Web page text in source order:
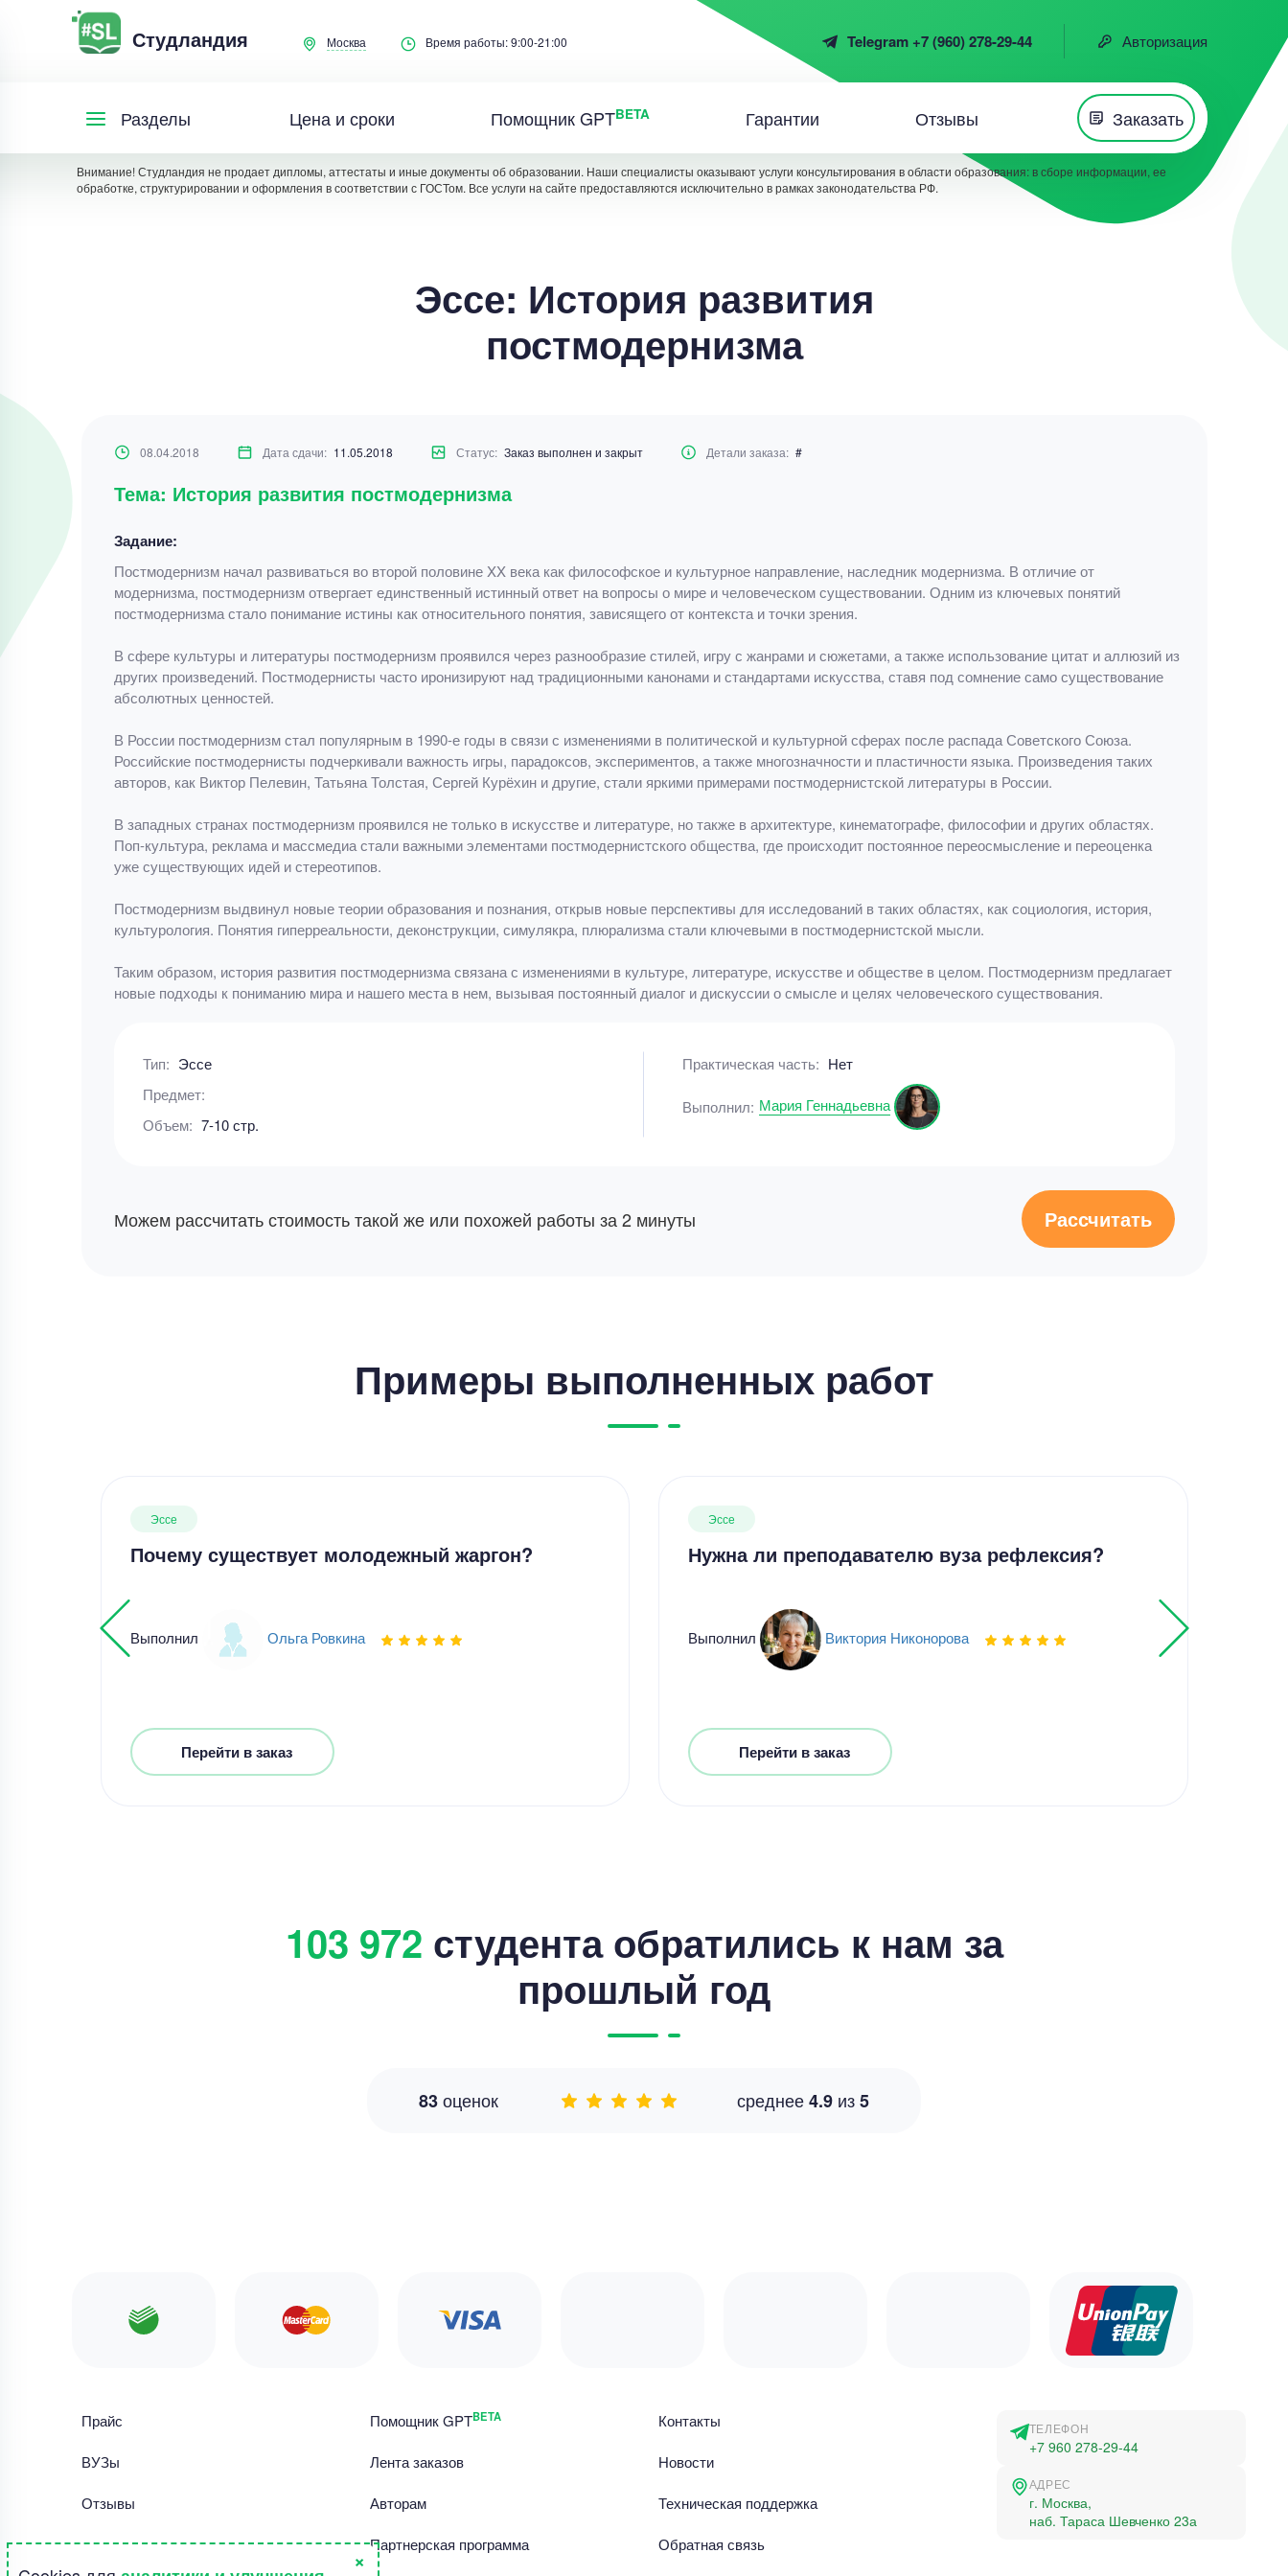
Студландия Москва Время работы: 9:00-21:00 Telegram +7 (960) 278-29-44 Авторизация
Разделы Цена и сроки Помощник GPTBETA Гарантии Отзывы Заказать
Внимание! Студландия не продает дипломы, аттестаты и иные документы об образовании. Наши специалисты оказывают услуги консультирования в области образования: в сборе информации, ее
обработке, структурировании и оформления в соответствии с ГОСТом. Все услуги на сайте предоставляются исключительно в рамках законодательства РФ.
Эссе: История развития
постмодернизма
08.04.2018 Дата сдачи: 11.05.2018 Статус: Заказ выполнен и закрыт Детали заказа: #
Тема: История развития постмодернизма
Задание:
Постмодернизм начал развиваться во второй половине XX века как философское и культурное направление, наследник модернизма. В отличие от
модернизма, постмодернизм отвергает единственный истинный ответ на вопросы о мире и человеческом существовании. Одним из ключевых понятий
постмодернизма стало понимание истины как относительного понятия, зависящего от контекста и точки зрения.
В сфере культуры и литературы постмодернизм проявился через разнообразие стилей, игру с жанрами и сюжетами, а также использование цитат и аллюзий из
других произведений. Постмодернисты часто иронизируют над традиционными канонами и стандартами искусства, ставя под сомнение само существование
абсолютных ценностей.
В России постмодернизм стал популярным в 1990-е годы в связи с изменениями в политической и культурной сферах после распада Советского Союза.
Российские постмодернисты подчеркивали важность игры, парадоксов, экспериментов, а также многозначности и пластичности языка. Произведения таких
авторов, как Виктор Пелевин, Татьяна Толстая, Сергей Курёхин и другие, стали яркими примерами постмодернистской литературы в России.
В западных странах постмодернизм проявился не только в искусстве и литературе, но также в архитектуре, кинематографе, философии и других областях.
Поп-культура, реклама и массмедиа стали важными элементами постмодернистского общества, где происходит постоянное переосмысление и переоценка
уже существующих идей и стереотипов.
Постмодернизм выдвинул новые теории образования и познания, открыв новые перспективы для исследований в таких областях, как социология, история,
культурология. Понятия гиперреальности, деконструкции, симулякра, плюрализма стали ключевыми в постмодернистской мысли.
Таким образом, история развития постмодернизма связана с изменениями в культуре, литературе, искусстве и обществе в целом. Постмодернизм предлагает
новые подходы к пониманию мира и нашего места в нем, вызывая постоянный диалог и дискуссии о смысле и целях человеческого существования.
Тип: Эссе
Предмет:
Объем: 7-10 стр.
Практическая часть: Нет
Выполнил: Мария Геннадьевна
Можем рассчитать стоимость такой же или похожей работы за 2 минуты Рассчитать
Примеры выполненных работ
Эссе
Почему существует молодежный жаргон?
Выполнил Ольга Ровкина
Перейти в заказ
Эссе
Нужна ли преподавателю вуза рефлексия?
Выполнил Виктория Никонорова
Перейти в заказ
103 972 студента обратились к нам за
прошлый год
83оценок среднее4.9 из5
Прайс
ВУЗы
Отзывы
Библиотека работ
Помощник GPTBETA
Лента заказов
Авторам
Партнерская программа
Контакты
Новости
Техническая поддержка
Обратная связь
ТЕЛЕФОН
+7 960 278-29-44
АДРЕС
г. Москва,
наб. Тараса Шевченко 23а
×